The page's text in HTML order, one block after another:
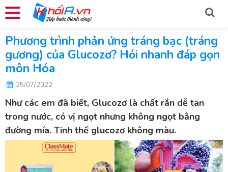
Phương trình phản ứng tráng bạc (tráng
gương) của Glucozơ? Hỏi nhanh đáp gọn
môn Hóa
25/07/2022
Như các em đã biết, Glucozơ là chất rắn dễ tan
trong nước, có vị ngọt nhưng không ngọt bằng
đường mía. Tinh thể glucozơ không màu.